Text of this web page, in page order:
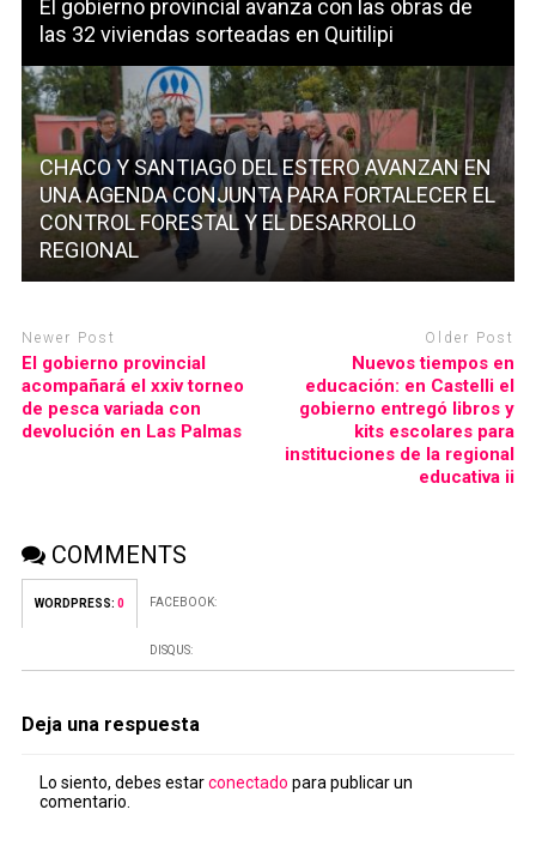
El gobierno provincial avanza con las obras de
las 32 viviendas sorteadas en Quitilipi
CHACO Y SANTIAGO DEL ESTERO AVANZAN EN
UNA AGENDA CONJUNTA PARA FORTALECER EL
CONTROL FORESTAL Y EL DESARROLLO
REGIONAL
Newer Post
El gobierno provincial
acompañará el xxiv torneo
de pesca variada con
devolución en Las Palmas
Older Post
Nuevos tiempos en
educación: en Castelli el
gobierno entregó libros y
kits escolares para
instituciones de la regional
educativa ii
COMMENTS
WORDPRESS: 0 FACEBOOK:
DISQUS:
Deja una respuesta
Lo siento, debes estarconectado para publicar un
comentario.